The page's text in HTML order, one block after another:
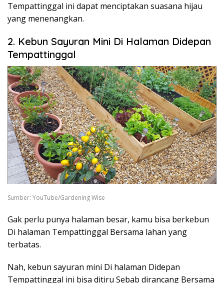
Tempattinggal ini dapat menciptakan suasana hijau
yang menenangkan.
2. Kebun Sayuran Mini Di Halaman Didepan
Tempattinggal
Sumber: YouTube/Gardening Wise
Gak perlu punya halaman besar, kamu bisa berkebun
Di halaman Tempattinggal Bersama lahan yang
terbatas.
Nah, kebun sayuran mini Di halaman Didepan
Tempattinggal ini bisa ditiru Sebab dirancang Bersama